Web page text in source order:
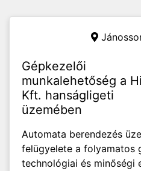
Gépkezelői
munkalehetőség a
Kft. hanságligeti
üzemében
Automata berendezés
felügyelete a folyamatos
technológiai és minőségi